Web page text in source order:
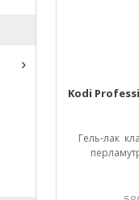
Kodi
Гель-лак